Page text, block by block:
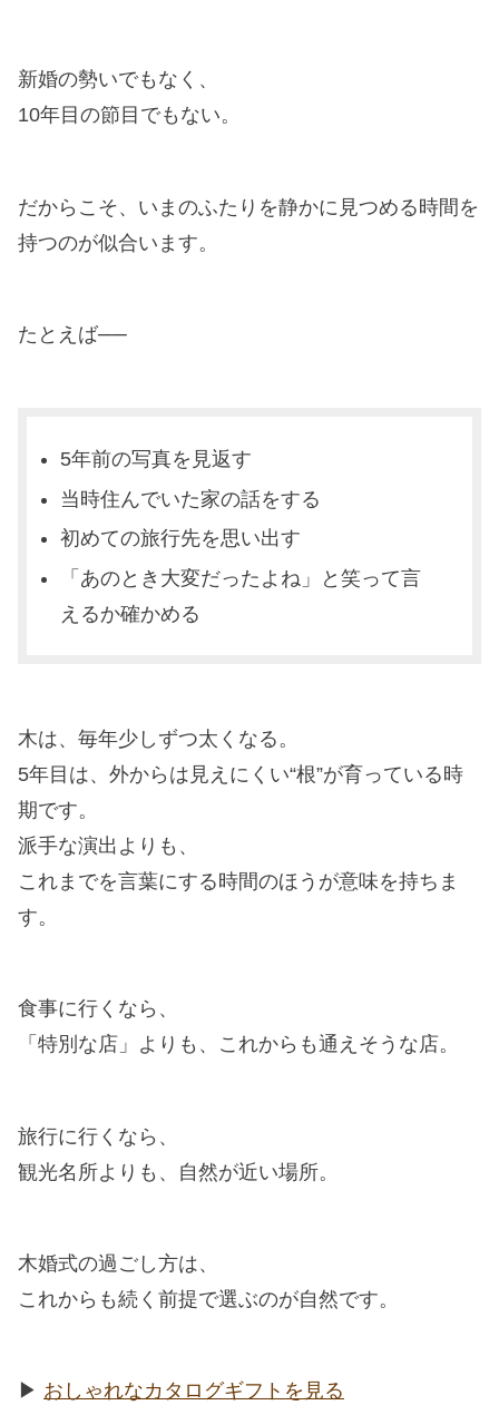
新婚の勢いでもなく、
10年目の節目でもない。
だからこそ、いまのふたりを静かに見つめる時間を
持つのが似合います。
たとえば──
5年前の写真を見返す
当時住んでいた家の話をする
初めての旅行先を思い出す
「あのとき大変だったよね」と笑って言
えるか確かめる
木は、毎年少しずつ太くなる。
5年目は、外からは見えにくい“根”が育っている時
期です。
派手な演出よりも、
これまでを言葉にする時間のほうが意味を持ちま
す。
食事に行くなら、
「特別な店」よりも、これからも通えそうな店。
旅行に行くなら、
観光名所よりも、自然が近い場所。
木婚式の過ごし方は、
これからも続く前提で選ぶのが自然です。
▶︎ おしゃれなカタログギフトを見る